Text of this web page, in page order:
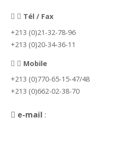
Tél / Fax
+213 (0)21-32-78-96
+213 (0)20-34-36-11
Mobile
+213 (0)770-65-15-47/48
+213 (0)662-02-38-70
e-mail: